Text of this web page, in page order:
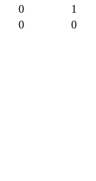
0
1
0
0